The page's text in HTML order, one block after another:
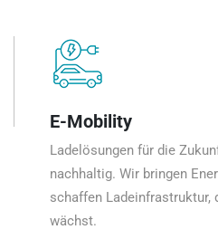
E-Mobility
Ladelösungen für die
nachhaltig. Wir bringen
schaffen Ladeinfrastruktur,
wächst.